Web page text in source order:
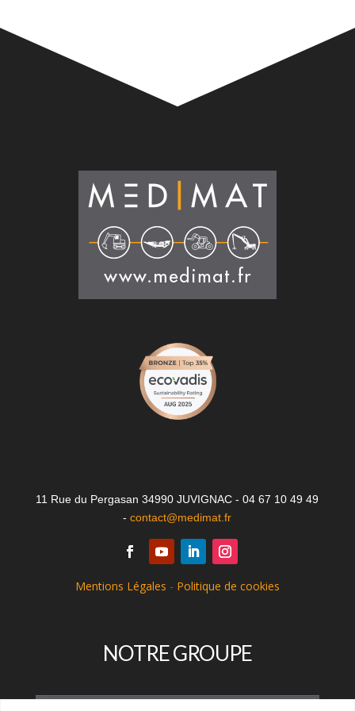
11 Rue du Pergasan 34990 JUVIGNAC - 04 67 10 49 49
-contact@medimat.fr
Mentions Légales - Politique de cookies
NOTRE GROUPE